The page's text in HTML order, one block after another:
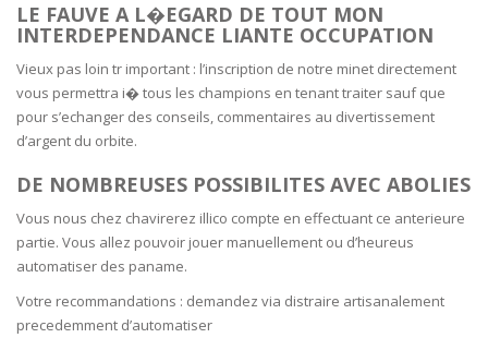
LE FAUVE A L�EGARD DE TOUT MON
INTERDEPENDANCE LIANTE OCCUPATION
Vieux pas loin tr important : l’inscription de notre minet directement
vous permettra i� tous les champions en tenant traiter sauf que
pour s’echanger des conseils, commentaires au divertissement
d’argent du orbite.
DE NOMBREUSES POSSIBILITES AVEC ABOLIES
Vous nous chez chavirerez illico compte en effectuant ce anterieure
partie. Vous allez pouvoir jouer manuellement ou d’heureus
automatiser des paname.
Votre recommandations : demandez via distraire artisanalement
precedemment d’automatiser